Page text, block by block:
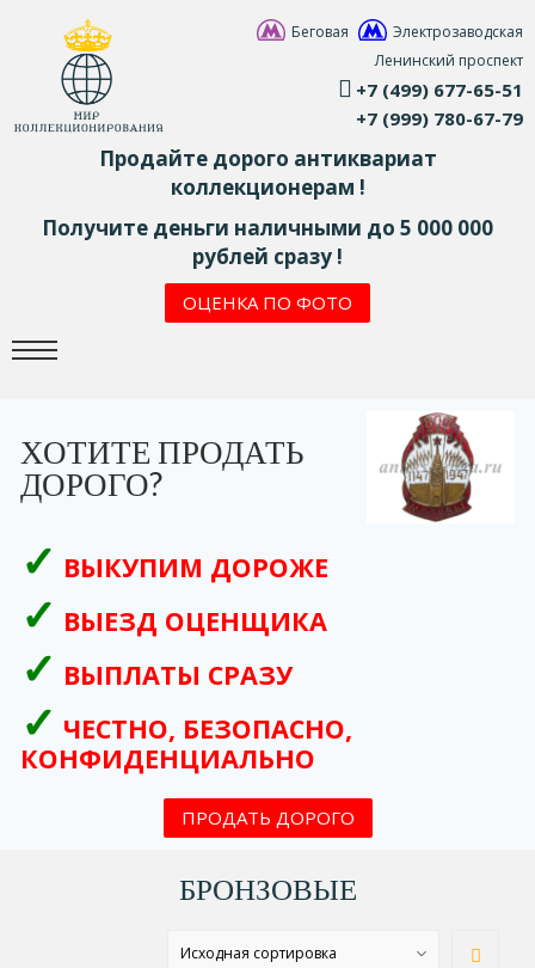
Беговая
Электрозаводская
Ленинский проспект
+7 (499) 677-65-51
+7 (999) 780-67-79
Продайте дорого антиквариат
коллекционерам !
Получите деньги наличными до 5 000 000
рублей сразу !
ОЦЕНКА ПО ФОТО
ХОТИТЕ ПРОДАТЬ
ДОРОГО?
ВЫКУПИМ ДОРОЖЕ
ВЫЕЗД ОЦЕНЩИКА
ВЫПЛАТЫ СРАЗУ
ЧЕСТНО, БЕЗОПАСНО,
КОНФИДЕНЦИАЛЬНО
ПРОДАТЬ ДОРОГО
БРОНЗОВЫЕ